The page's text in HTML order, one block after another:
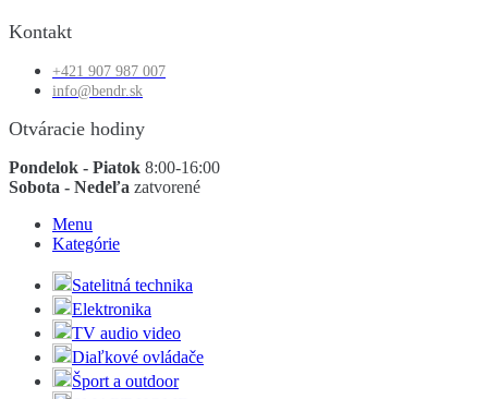
Kontakt
+421 907 987 007
info@bendr.sk
Otváracie hodiny
Pondelok - Piatok 8:00-16:00
Sobota - Nedeľa zatvorené
Menu
Kategórie
Satelitná technika
Elektronika
TV audio video
Diaľkové ovládače
Šport a outdoor